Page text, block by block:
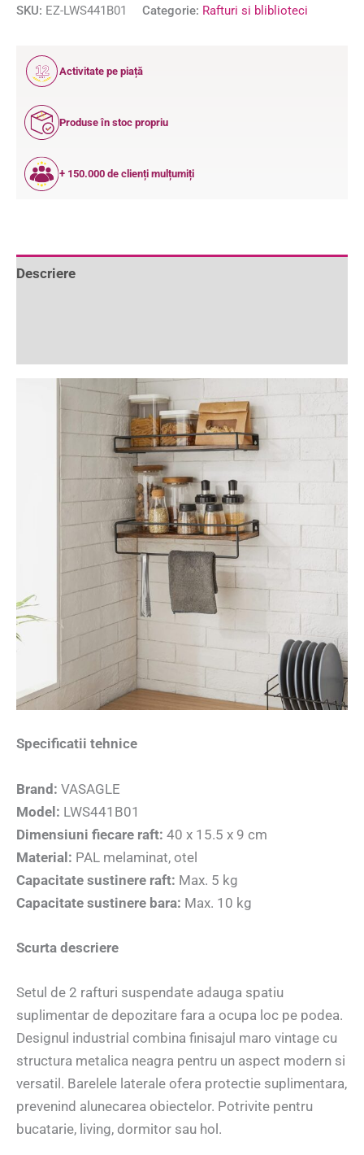
SKU: EZ-LWS441B01 Categorie: Rafturi si bliblioteci
12
ANI
Activitate pe piață
Produse în stoc propriu
+ 150.000 de clienți mulțumiți
Descriere
Specificatii tehnice
Brand: VASAGLE
Model: LWS441B01
Dimensiuni fiecare raft: 40 x 15.5 x 9 cm
Material: PAL melaminat, otel
Capacitate sustinere raft: Max. 5 kg
Capacitate sustinere bara: Max. 10 kg
Scurta descriere
Setul de 2 rafturi suspendate adauga spatiu
suplimentar de depozitare fara a ocupa loc pe podea.
Designul industrial combina finisajul maro vintage cu
structura metalica neagra pentru un aspect modern si
versatil. Barelele laterale ofera protectie suplimentara,
prevenind alunecarea obiectelor. Potrivite pentru
bucatarie, living, dormitor sau hol.